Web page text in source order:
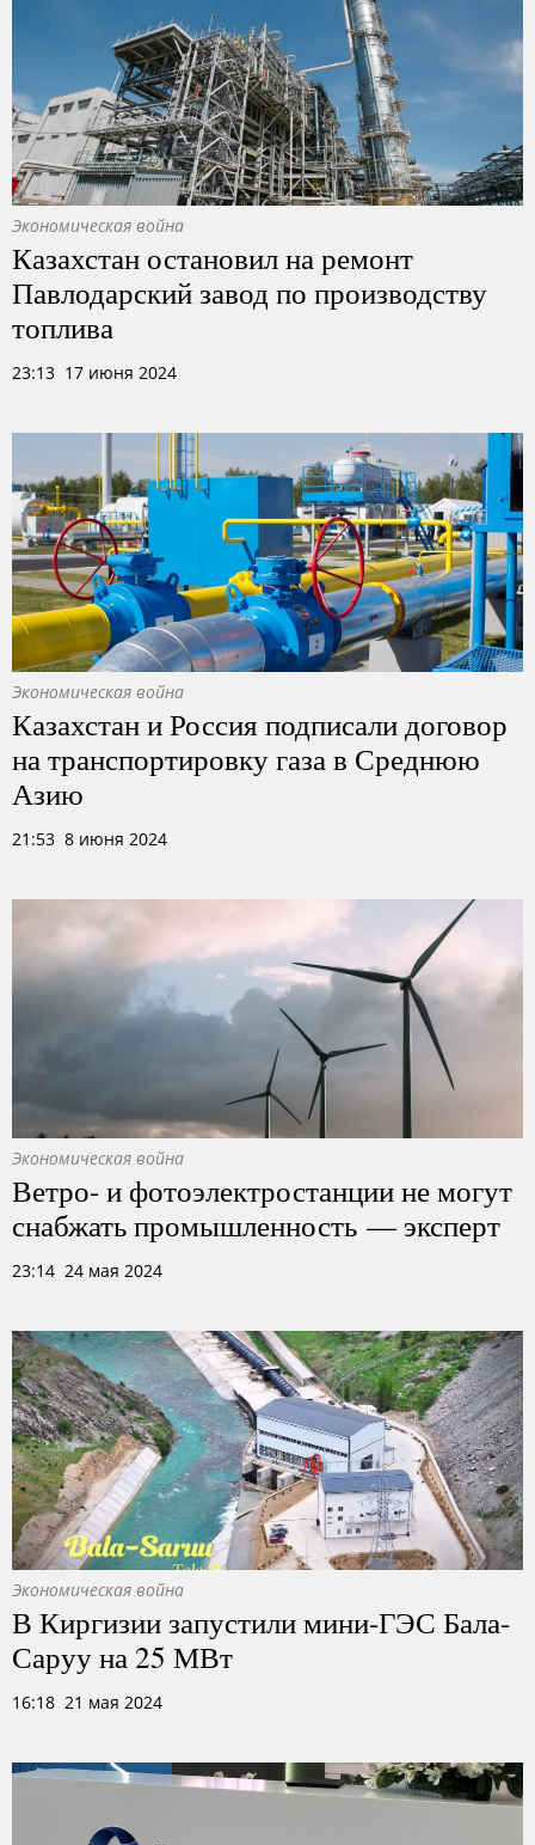
Экономическая война
Казахстан остановил на ремонт
Павлодарский завод по производству
топлива
23:13 17 июня 2024
Экономическая война
Казахстан и Россия подписали договор
на транспортировку газа в Среднюю
Азию
21:53 8 июня 2024
Экономическая война
Ветро- и фотоэлектростанции не могут
снабжать промышленность — эксперт
23:14 24 мая 2024
Экономическая война
В Киргизии запустили мини-ГЭС Бала-
Саруу на 25 МВт
16:18 21 мая 2024